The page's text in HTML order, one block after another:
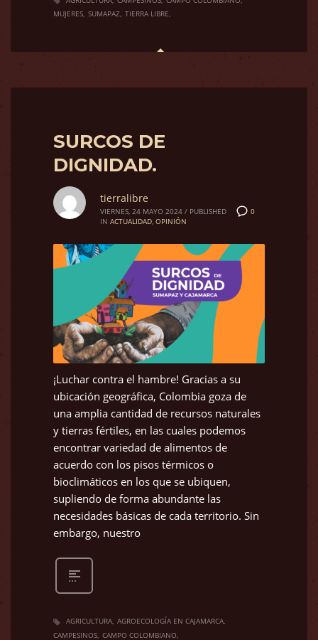
MUJERES SUMAPAZ TIERRA LIBRE
SURCOS DE
DIGNIDAD.
0
tierralibre
VIERNES, 24 MAYO 2024 / PUBLISHED
IN ACTUALIDAD, OPINIÓN
¡Luchar contra el hambre! Gracias a su
ubicación geográfica, Colombia goza de
una amplia cantidad de recursos naturales
y tierras fértiles, en las cuales podemos
encontrar variedad de alimentos de
acuerdo con los pisos térmicos o
bioclimáticos en los que se ubiquen,
supliendo de forma abundante las
necesidades básicas de cada territorio. Sin
embargo, nuestro
AGRICULTURA AGROECOLOGÍA EN CAJAMARCA
CAMPESINOS CAMPO COLOMBIANO